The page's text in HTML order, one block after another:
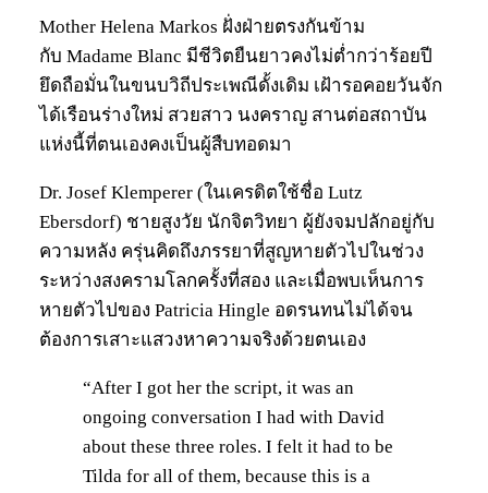
Mother Helena Markos ฝั่งฝ่ายตรงกันข้าม
กับ Madame Blanc มีชีวิตยืนยาวคงไม่ต่ำกว่าร้อยปี
ยึดถือมั่นในขนบวิถีประเพณีดั้งเดิม เฝ้ารอคอยวันจัก
ได้เรือนร่างใหม่ สวยสาว นงคราญ สานต่อสถาบัน
แห่งนี้ที่ตนเองคงเป็นผู้สืบทอดมา
Dr. Josef Klemperer (ในเครดิตใช้ชื่อ Lutz
Ebersdorf) ชายสูงวัย นักจิตวิทยา ผู้ยังจมปลักอยู่กับ
ความหลัง ครุ่นคิดถึงภรรยาที่สูญหายตัวไปในช่วง
ระหว่างสงครามโลกครั้งที่สอง และเมื่อพบเห็นการ
หายตัวไปของ Patricia Hingle อดรนทนไม่ได้จน
ต้องการเสาะแสวงหาความจริงด้วยตนเอง
“After I got her the script, it was an
ongoing conversation I had with David
about these three roles. I felt it had to be
Tilda for all of them, because this is a